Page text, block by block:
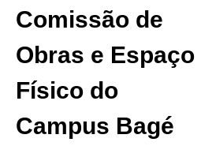
Comissão de
Obras e Espaço
Físico do
Campus Bagé